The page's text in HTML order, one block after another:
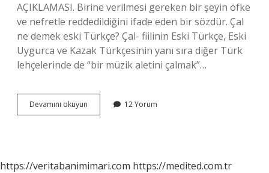
AÇIKLAMASI. Birine verilmesi gereken bir şeyin öfke
ve nefretle reddedildiğini ifade eden bir sözdür. Çal
ne demek eski Türkçe? Çal- fiilinin Eski Türkçe, Eski
Uygurca ve Kazak Türkçesinin yanı sıra diğer Türk
lehçelerinde de “bir müzik aletini çalmak”…
Devamını okuyun
Başına
12 Yorum
https://veritabanimimari.com https://medited.com.tr